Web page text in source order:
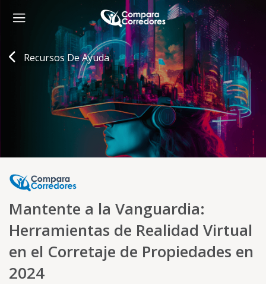
Recursos De Ayuda
Mantente a la Vanguardia:
Herramientas de Realidad Virtual
en el Corretaje de Propiedades en
2024